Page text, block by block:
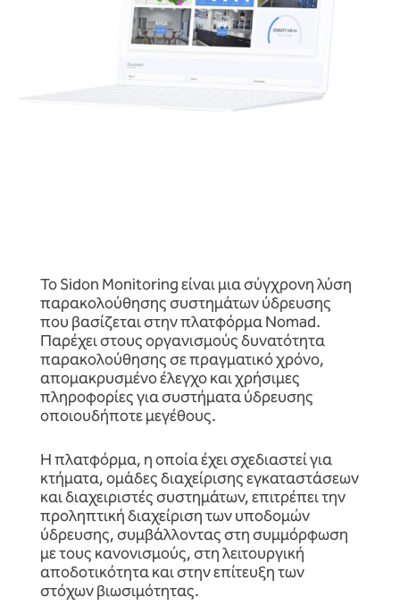
Το Sidon Monitoring είναι μια σύγχρονη λύση
παρακολούθησης συστημάτων ύδρευσης
που βασίζεται στην πλατφόρμα Nomad.
Παρέχει στους οργανισμούς δυνατότητα
παρακολούθησης σε πραγματικό χρόνο,
απομακρυσμένο έλεγχο και χρήσιμες
πληροφορίες για συστήματα ύδρευσης
οποιουδήποτε μεγέθους.
Η πλατφόρμα, η οποία έχει σχεδιαστεί για
κτήματα, ομάδες διαχείρισης εγκαταστάσεων
και διαχειριστές συστημάτων, επιτρέπει την
προληπτική διαχείριση των υποδομών
ύδρευσης, συμβάλλοντας στη συμμόρφωση
με τους κανονισμούς, στη λειτουργική
αποδοτικότητα και στην επίτευξη των
στόχων βιωσιμότητας.